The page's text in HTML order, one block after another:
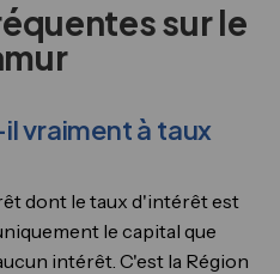
sur le
il vraiment à taux
dont le taux d'intérêt est
le capital que
intérêt. C'est la Région